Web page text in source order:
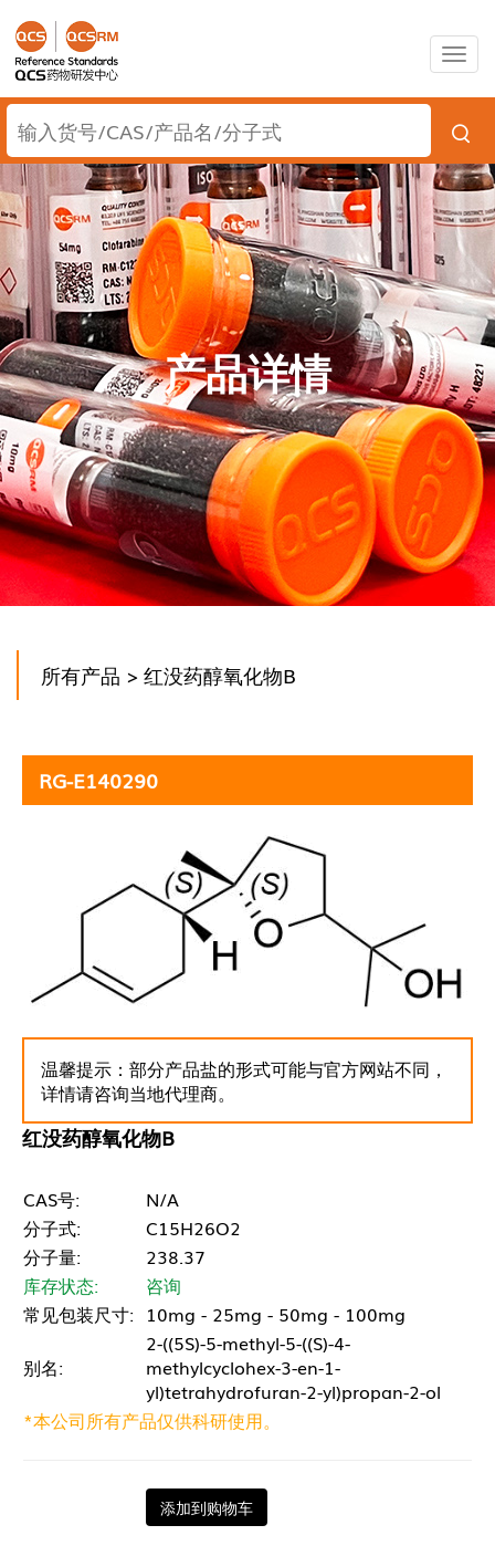
产品详情
所有产品 > 红没药醇氧化物B
RG-E140290
温馨提示：部分产品盐的形式可能与官方网站不同，
详情请咨询当地代理商。
红没药醇氧化物B
CAS号:
N/A
分子式:
C15H26O2
分子量:
238.37
库存状态:
咨询
常见包装尺寸: 10mg - 25mg - 50mg - 100mg
别名:
2-((5S)-5-methyl-5-((S)-4-
methylcyclohex-3-en-1-
yl)tetrahydrofuran-2-yl)propan-2-ol
*本公司所有产品仅供科研使用。
添加到购物车